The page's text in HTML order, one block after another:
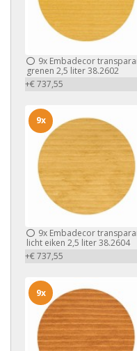
9x Embadecor
grenen 2,5 liter 38.2602
+€ 737,55
9x Embadecor
licht eiken 2,5 liter 38.2604
+€ 737,55
9x
9x